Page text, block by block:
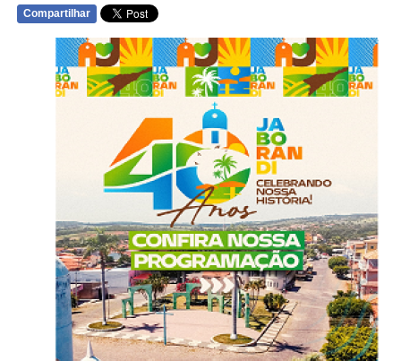
Compartilhar